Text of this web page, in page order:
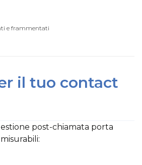
e frammentati
il tuo contact
post-chiamata porta